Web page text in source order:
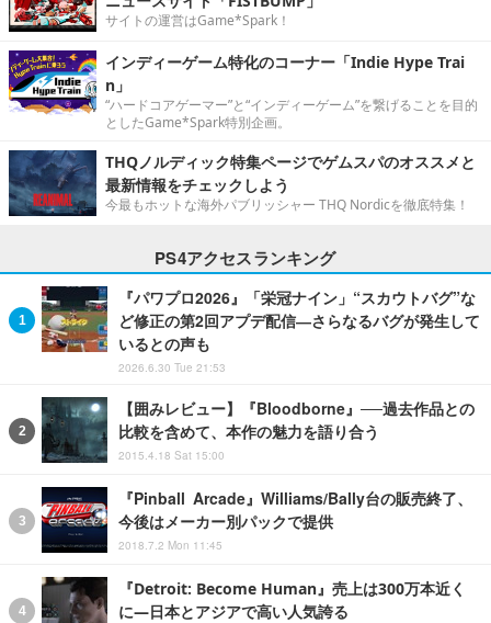
サイトの運営はGame*Spark！
インディーゲーム特化のコーナー「Indie Hype Trai
n」
“ハードコアゲーマー”と“インディーゲーム”を繋げることを目的
としたGame*Spark特別企画。
THQノルディック特集ページでゲムスパのオススメと
最新情報をチェックしよう
今最もホットな海外パブリッシャー THQ Nordicを徹底特集！
PS4アクセスランキング
『パワプロ2026』「栄冠ナイン」“スカウトバグ”な
ど修正の第2回アプデ配信―さらなるバグが発生して
いるとの声も
2026.6.30 Tue 21:53
【囲みレビュー】『Bloodborne』──過去作品との
比較を含めて、本作の魅力を語り合う
2015.4.18 Sat 15:00
『Pinball Arcade』Williams/Bally台の販売終了、
今後はメーカー別パックで提供
2018.7.2 Mon 11:45
『Detroit: Become Human』売上は300万本近く
に―日本とアジアで高い人気誇る